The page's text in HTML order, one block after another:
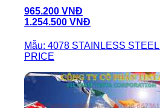
965.200 VNĐ
1.254.500 VNĐ
Mẫu: 4078 STAINLESS
PRICE